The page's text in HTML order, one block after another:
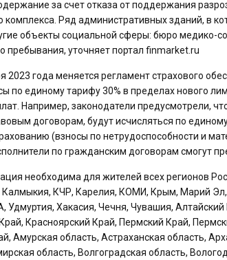
за счет отказа от поддержания
комплекса. Ряд административных зданий, в
объекты социальной сферы: бюро медико-
пребывания, уточняет портал finmarket.ru
2023 года меняется регламент страхового
по единому тарифу 30% в пределах нового
Например, законодатели предусмотрели,
договорам, будут исчисляться по
(взносы по нетрудоспособности и
по гражданским договорам смогут
необходима для жителей всех регионов
Калмыкия, КЧР, Карелия, КОМИ, Крым, Марий
Удмуртия, Хакасия, Чечня, Чувашия,
Красноярский Край, Пермский Край,
Амурская область, Астраханская область,
область, Волгоградская область,